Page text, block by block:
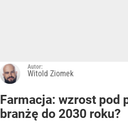
Autor:
Witold Ziomek
Farmacja: wzrost pod
branżę do 2030 roku?